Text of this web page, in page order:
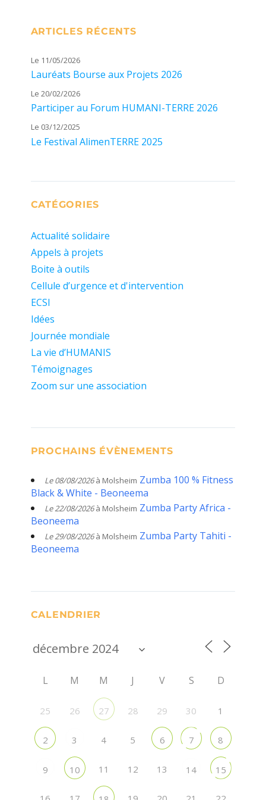
ARTICLES RÉCENTS
Le 11/05/2026
Lauréats Bourse aux Projets 2026
Le 20/02/2026
Participer au Forum HUMANI-TERRE 2026
Le 03/12/2025
Le Festival AlimenTERRE 2025
CATÉGORIES
Actualité solidaire
Appels à projets
Boite à outils
Cellule d’urgence et d'intervention
ECSI
Idées
Journée mondiale
La vie d’HUMANIS
Témoignages
Zoom sur une association
PROCHAINS ÉVÈNEMENTS
Le 08/08/2026à Molsheim Zumba 100 % Fitness
Black & White - Beoneema
Le 22/08/2026à Molsheim Zumba Party Africa -
Beoneema
Le 29/08/2026à Molsheim Zumba Party Tahiti -
Beoneema
CALENDRIER
L M M J V S D
25 26 27 28 29 30 1
2 3 4 5 6 7 8
9 10 11 12 13 14 15